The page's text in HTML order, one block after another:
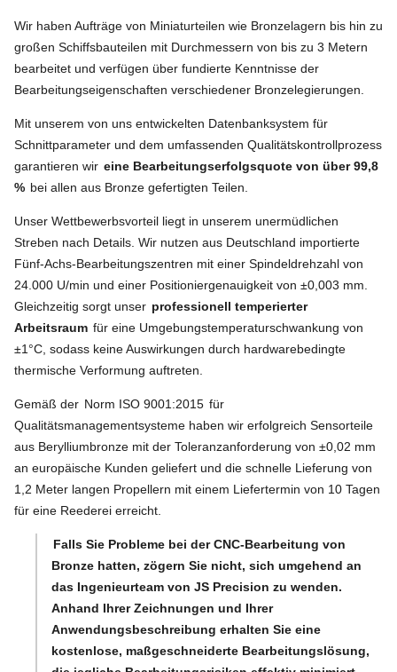
Wir haben Aufträge von Miniaturteilen wie Bronzelagern bis hin zu
großen Schiffsbauteilen mit Durchmessern von bis zu 3 Metern
bearbeitet und verfügen über fundierte Kenntnisse der
Bearbeitungseigenschaften verschiedener Bronzelegierungen.
Mit unserem von uns entwickelten Datenbanksystem für
Schnittparameter und dem umfassenden Qualitätskontrollprozess
garantieren wir eine Bearbeitungserfolgsquote von über 99,8
% bei allen aus Bronze gefertigten Teilen.
Unser Wettbewerbsvorteil liegt in unserem unermüdlichen
Streben nach Details. Wir nutzen aus Deutschland importierte
Fünf-Achs-Bearbeitungszentren mit einer Spindeldrehzahl von
24.000 U/min und einer Positioniergenauigkeit von ±0,003 mm.
Gleichzeitig sorgt unser professionell temperierter
Arbeitsraum für eine Umgebungstemperaturschwankung von
±1°C, sodass keine Auswirkungen durch hardwarebedingte
thermische Verformung auftreten.
Gemäß der Norm ISO 9001:2015 für
Qualitätsmanagementsysteme haben wir erfolgreich Sensorteile
aus Berylliumbronze mit der Toleranzanforderung von ±0,02 mm
an europäische Kunden geliefert und die schnelle Lieferung von
1,2 Meter langen Propellern mit einem Liefertermin von 10 Tagen
für eine Reederei erreicht.
Falls Sie Probleme bei der CNC-Bearbeitung von
Bronze hatten, zögern Sie nicht, sich umgehend an
das Ingenieurteam von JS Precision zu wenden.
Anhand Ihrer Zeichnungen und Ihrer
Anwendungsbeschreibung erhalten Sie eine
kostenlose, maßgeschneiderte Bearbeitungslösung,